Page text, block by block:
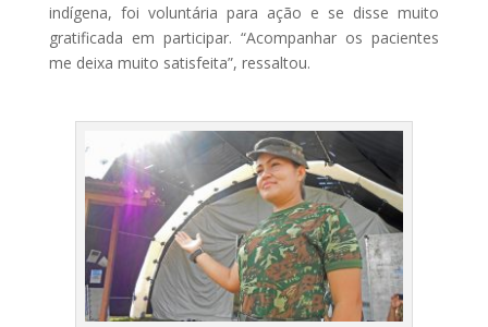
indígena, foi voluntária para ação e se disse muito
gratificada em participar. “Acompanhar os pacientes
me deixa muito satisfeita”, ressaltou.